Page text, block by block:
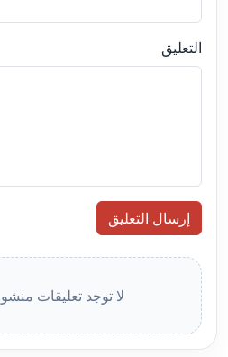
التعليق
إرسال التعليق
لا توجد تعليقات